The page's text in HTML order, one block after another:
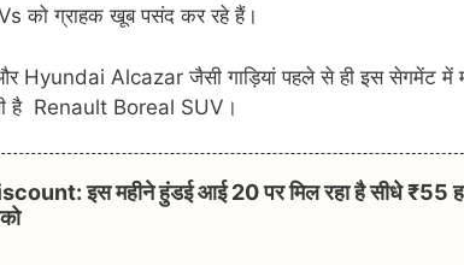
को ग्राहक खूब पसंद कर रहे हैं।
Alcazar जैसी गाड़ियां पहले से ही इस सेगमेंट में
है Renault Boreal SUV।
इस महीने हुंडई आई 20 पर मिल रहा है सीधे ₹55